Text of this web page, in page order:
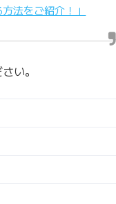
法をご紹介！」
い。